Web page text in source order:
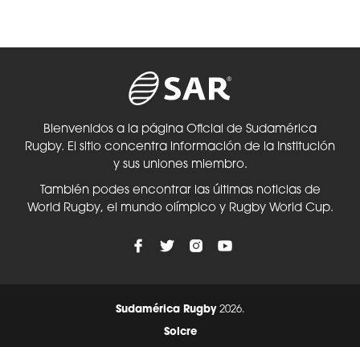
Bienvenidos a la página Oficial de Sudamérica
Rugby. El sitio concentra información de la Institución
y sus uniones miembro.
También podes encontrar las últimas noticias de
World Rugby, el mundo olímpico y Rugby World Cup.
Sudamérica Rugby2026.
Solcre